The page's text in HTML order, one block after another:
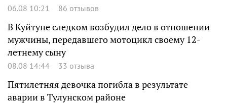
06.08 10:21 86 отзывов
В Куйтуне следком возбудил дело в отношении
мужчины, передавшего мотоцикл своему 12-
летнему сыну
08.08 14:44 33 отзыва
Пятилетняя девочка погибла в результате
аварии в Тулунском районе